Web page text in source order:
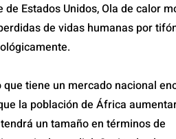
Estados Unidos, Ola de calor
de vidas humanas por
tiene un mercado nacional
la población de África
un tamaño en términos de